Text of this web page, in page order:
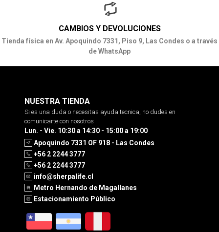
CAMBIOS Y DEVOLUCIONES
Tienda física en Av. Apoquindo 7331, Piso 9, Las Condes o a través
de WhatsApp
NUESTRA TIENDA
Si es una duda o necesitas ayuda tecnica, no dudes en
comunicarte con nosotros
Lun. - Vie. 10:30 a 14:30 - 15:00 a 19:00
Apoquindo 7331 OF 918 - Las Condes
+56 2 2244 3777
+56 2 2244 3777
info@sherpalife.cl
Metro Hernando de Magallanes
Estacionamiento Público